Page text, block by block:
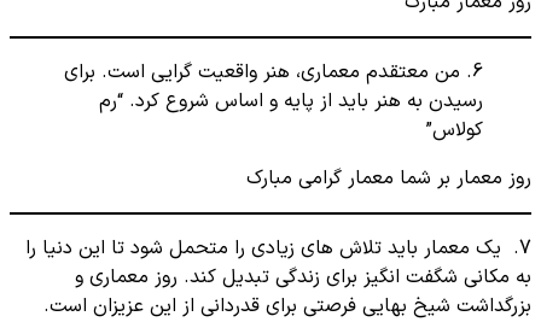
6. من معتقدم معماری، هنر واقعیت گرایی است. برای
رسیدن به هنر باید از پایه و اساس شروع کرد. “رم
کولاس”
روز معمار بر شما معمار گرامی مبارک
7. یک معمار باید تلاش های زیادی را متحمل شود تا این دنیا را
به مکانی شگفت انگیز برای زندگی تبدیل کند. روز معماری و
بزرگداشت شیخ بهایی فرصتی برای قدردانی از این عزیزان است.